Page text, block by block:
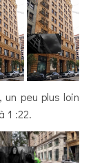
peu plus loin
1 :22.